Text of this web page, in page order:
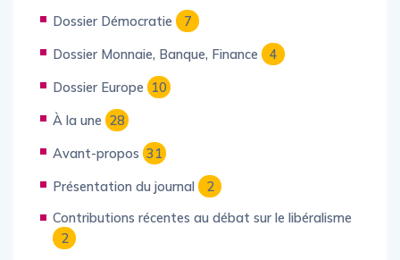
Dossier Démocratie
7
Dossier Monnaie, Banque, Finance
4
Dossier Europe 10
À la une 28
Avant-propos 31
Présentation du journal
2
Contributions récentes au débat sur le libéralisme
2